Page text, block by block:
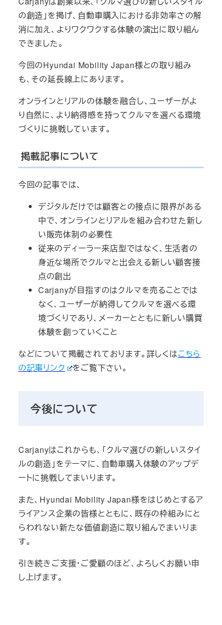
の創造」を掲げ、自動車購入における非効率さの解
消に加え、よりワクワクする体験の演出に取り組ん
できました。
今回のHyundai Mobility Japan様との取り組み
も、その延長線上にあります。
オンラインとリアルの体験を融合し、ユーザーがよ
り自然に、より納得感を持ってクルマを選べる環境
づくりに挑戦しています。
掲載記事について
今回の記事では、
デジタルだけでは顧客との接点に限界がある
中で、オンラインとリアルを組み合わせた新し
い販売体制の必要性
従来のディーラー来店型ではなく、生活者の
身近な場所でクルマと出会える新しい顧客接
点の創出
Carjanyが目指すのはクルマを売ることでは
なく、ユーザーが納得してクルマを選べる環
境づくりであり、メーカーとともに新しい購買
体験を創っていくこと
などについて掲載されております。詳しくはこちら
の記事リンク
をご覧下さい。
今後について
Carjanyはこれからも、「クルマ選びの新しいスタイ
ルの創造」をテーマに、自動車購入体験のアップデ
ートに挑戦してまいります。
また、Hyundai Mobility Japan様をはじめとするア
ライアンス企業の皆様とともに、既存の枠組みにと
らわれない新たな価値創造に取り組んでまいりま
す。
引き続きご支援・ご愛顧のほど、よろしくお願い申
し上げます。